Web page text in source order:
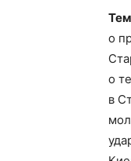
о
о
в